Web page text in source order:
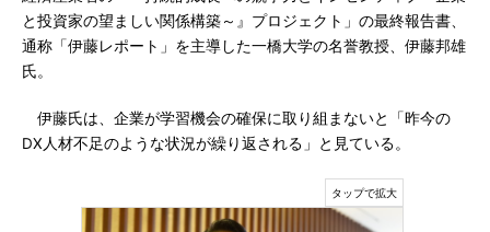
と投資家の望ましい関係構築～』プロジェクト」の最終報告書、
通称「伊藤レポート」を主導した一橋大学の名誉教授、伊藤邦雄
氏。
伊藤氏は、企業が学習機会の確保に取り組まないと「昨今の
DX人材不足のような状況が繰り返される」と見ている。